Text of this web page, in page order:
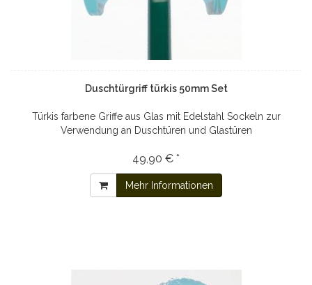
Duschtürgriff türkis 50mm Set
Türkis farbene Griffe aus Glas mit Edelstahl Sockeln zur
Verwendung an Duschtüren und Glastüren
49,90 € *
Mehr Informationen